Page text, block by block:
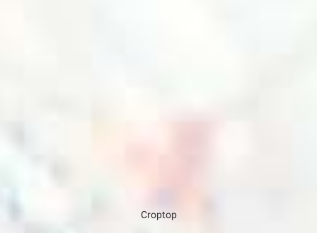
Croptop